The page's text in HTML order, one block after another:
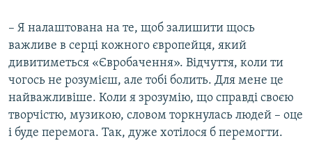
– Я налаштована на те, щоб залишити щось
важливе в серці кожного європейця, який
дивитиметься «Євробачення». Відчуття, коли ти
чогось не розумієш, але тобі болить. Для мене це
найважливіше. Коли я зрозумію, що справді своєю
творчістю, музикою, словом торкнулась людей – оце
і буде перемога. Так, дуже хотілося б перемогти.